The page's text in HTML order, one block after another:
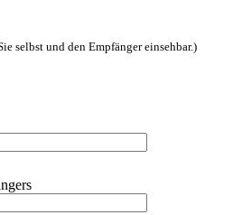
selbst und den Empfänger einsehbar.)